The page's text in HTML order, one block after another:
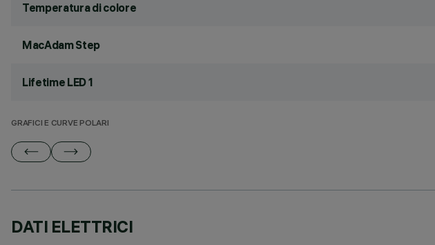
Temperatura di colore
MacAdam Step
Lifetime LED 1
GRAFICI E CURVE POLARI
DATI ELETTRICI